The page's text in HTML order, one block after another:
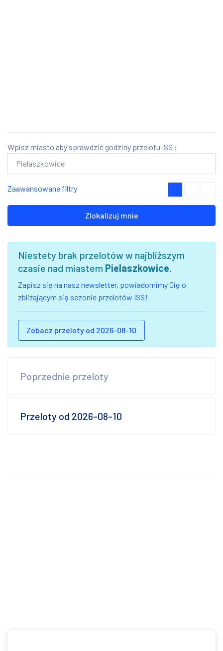
Wpisz miasto aby sprawdzić godziny przelotu ISS :
Zaawansowane filtry
Zlokalizuj mnie
Niestety brak przelotów w najbliższym
czasie nad miastem Pielaszkowice.
Zapisz się na nasz newsletter, powiadomimy Cię o
zbliżającym się sezonie przelotów ISS!
Zobacz przeloty od 2026-08-10
Poprzednie przeloty
Przeloty od 2026-08-10